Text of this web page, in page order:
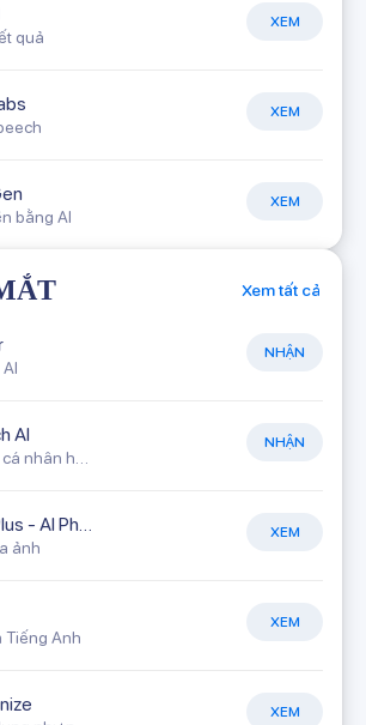
quả
XEM
XEM
bằng AI
XEM
Xem tất cả
NHẬN
AI NHẬN
ảnh
XEM
Tiếng Anh
XEM
XEM